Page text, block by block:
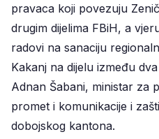
pravaca koji povezuju
drugim dijelima FBiH, a
radovi na sanaciju
Kakanj na dijelu između
Adnan Šabani, ministar za
promet i komunikacije i
dobojskog kantona.